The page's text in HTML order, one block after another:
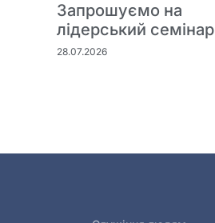
Запрошуємо на
лідерський семінар
28.07.2026